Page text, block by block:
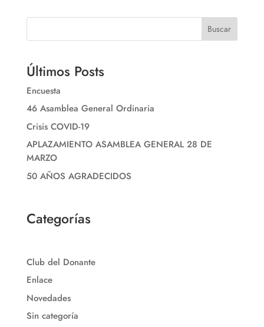
Buscar
Últimos Posts
Encuesta
46 Asamblea General Ordinaria
Crisis COVID-19
APLAZAMIENTO ASAMBLEA GENERAL 28 DE
MARZO
50 AÑOS AGRADECIDOS
Categorías
Club del Donante
Enlace
Novedades
Sin categoría